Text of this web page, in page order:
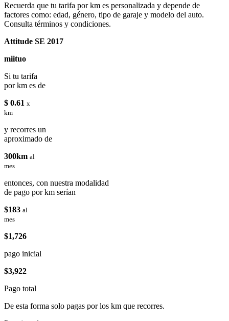
Recuerda que tu tarifa por km es personalizada y depende de
factores como: edad, género, tipo de garaje y modelo del auto.
Consulta términos y condiciones.
Attitude SE 2017
miituo
Si tu tarifa
por km es de
$ 0.61 x
km
y recorres un
aproximado de
300km al
mes
entonces, con nuestra modalidad
de pago por km serían
$183 al
mes
$1,726
pago inicial
$3,922
Pago total
De esta forma solo pagas por los km que recorres.